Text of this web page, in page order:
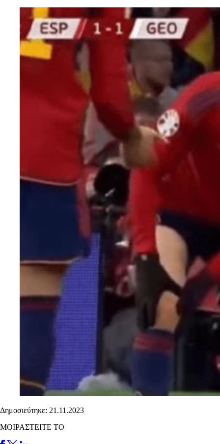
Δημοσιεύτηκε: 21.11.2023
ΜΟΙΡΑΣΤΕΙΤΕ ΤΟ